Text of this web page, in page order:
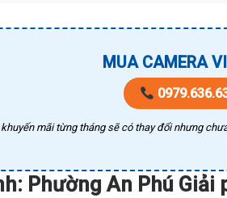
MUA CAMERA
mãi từng tháng sẽ có thay đổi nhưng
Phường An Phú